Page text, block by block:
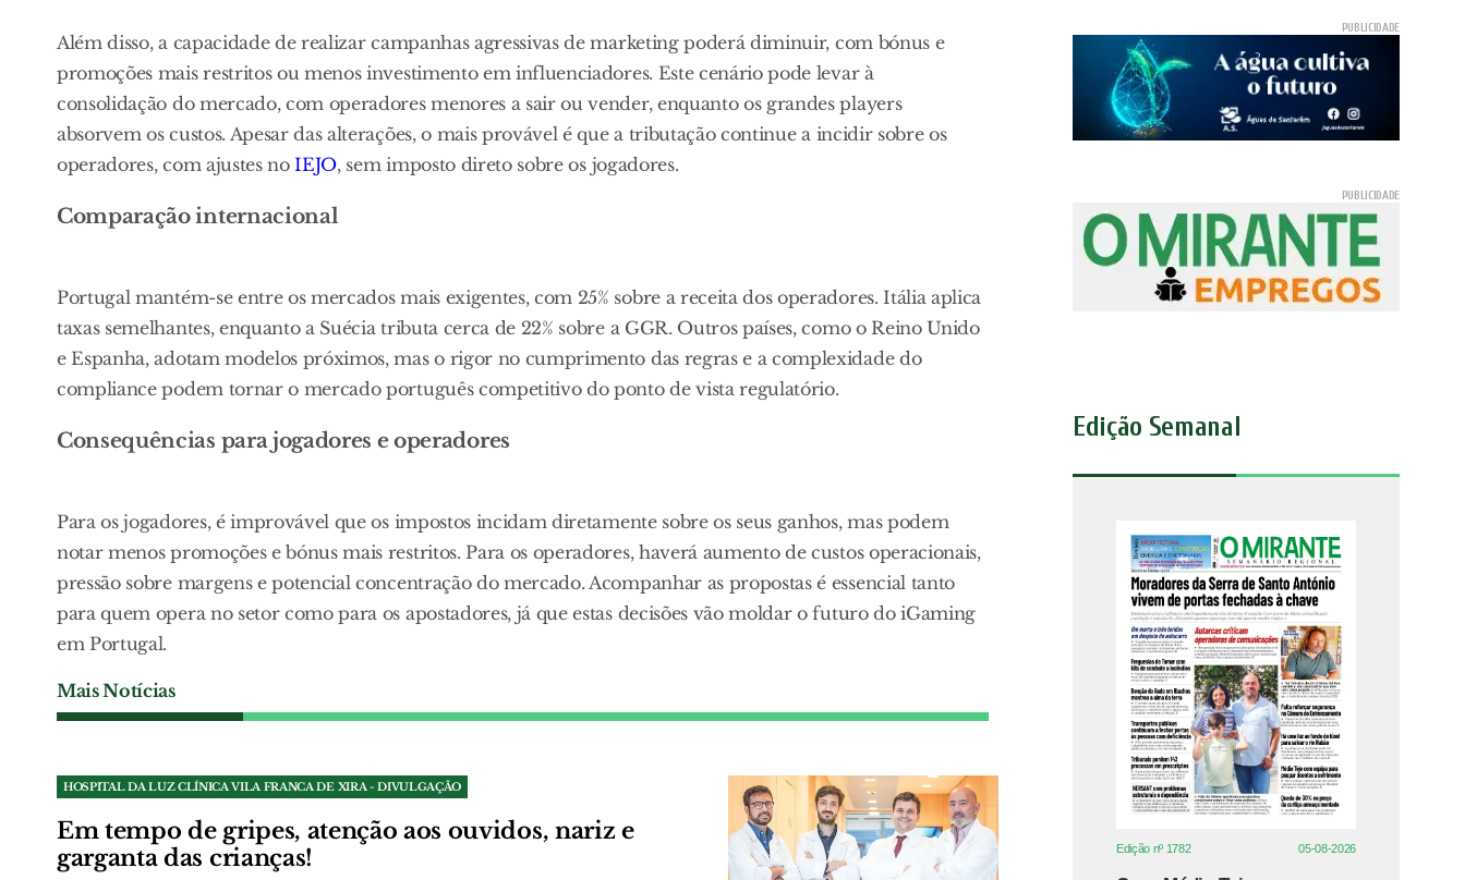
Além disso, a capacidade de realizar campanhas agressivas de marketing poderá diminuir, com bónus e
promoções mais restritos ou menos investimento em influenciadores. Este cenário pode levar à
consolidação do mercado, com operadores menores a sair ou vender, enquanto os grandes players
absorvem os custos. Apesar das alterações, o mais provável é que a tributação continue a incidir sobre os
operadores, com ajustes no IEJO, sem imposto direto sobre os jogadores.
Comparação internacional
Portugal mantém-se entre os mercados mais exigentes, com 25% sobre a receita dos operadores. Itália aplica
taxas semelhantes, enquanto a Suécia tributa cerca de 22% sobre a GGR. Outros países, como o Reino Unido
e Espanha, adotam modelos próximos, mas o rigor no cumprimento das regras e a complexidade do
compliance podem tornar o mercado português competitivo do ponto de vista regulatório.
Consequências para jogadores e operadores
Para os jogadores, é improvável que os impostos incidam diretamente sobre os seus ganhos, mas podem
notar menos promoções e bónus mais restritos. Para os operadores, haverá aumento de custos operacionais,
pressão sobre margens e potencial concentração do mercado. Acompanhar as propostas é essencial tanto
para quem opera no setor como para os apostadores, já que estas decisões vão moldar o futuro do iGaming
em Portugal.
Mais Notícias
HOSPITAL DA LUZ CLÍNICA VILA FRANCA DE XIRA - DIVULGAÇÃO
Em tempo de gripes, atenção aos ouvidos, nariz e
garganta das crianças!
Edição Semanal
Edição nº 1782 05-08-2026